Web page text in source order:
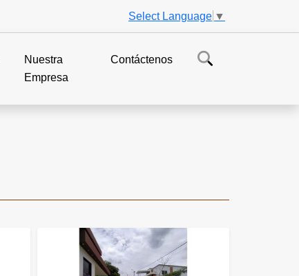
Select Language ▼
Nuestra
Empresa
Contáctenos